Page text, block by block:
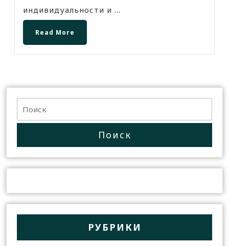
индивидуальности и ...
Read More
РУБРИКИ